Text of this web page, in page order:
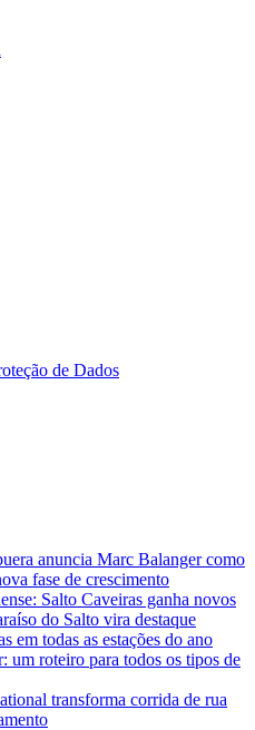
de Dados
anuncia Marc Balanger como
fase de crescimento
Salto Caveiras ganha novos
do Salto vira destaque
em todas as estações do ano
um roteiro para todos os tipos de
transforma corrida de rua